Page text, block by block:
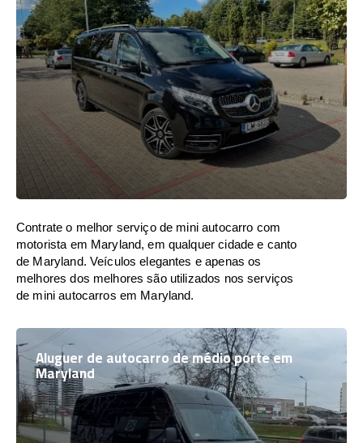
Contrate o melhor serviço de mini autocarro com
motorista em Maryland, em qualquer cidade e canto
de Maryland. Veículos elegantes e apenas os
melhores dos melhores são utilizados nos serviços
de mini autocarros em Maryland.
Aluguer de autocarro de médio porte em
Maryland